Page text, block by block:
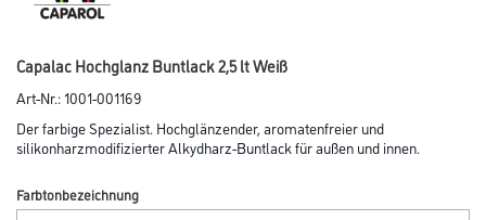
Capalac Hochglanz Buntlack 2,5 lt Weiß
Art-Nr.:1001-001169
Der farbige Spezialist. Hochglänzender, aromatenfreier und
silikonharzmodifizierter Alkydharz-Buntlack für außen und innen.
Farbtonbezeichnung